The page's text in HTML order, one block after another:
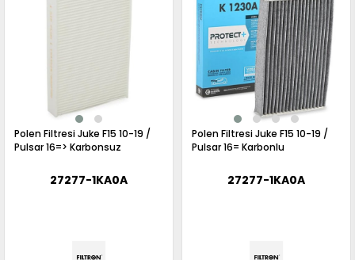
Polen Filtresi Juke F15 10-19 /
Pulsar 16=> Karbonsuz
27277-1KA0A
Polen Filtresi Juke F15 10-19 /
Pulsar 16= Karbonlu
27277-1KA0A